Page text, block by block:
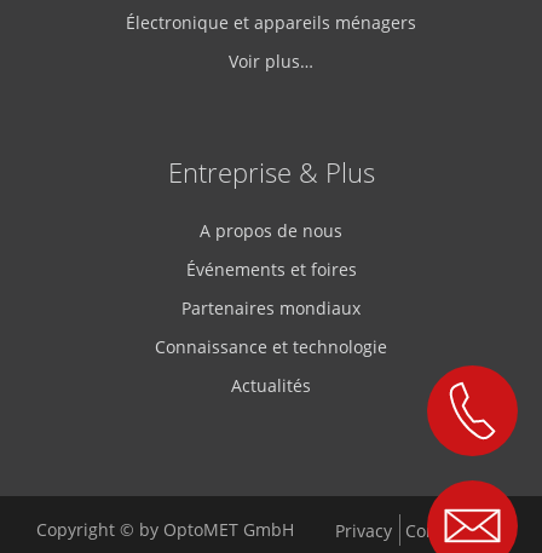
Électronique et appareils ménagers
Voir plus…
Entreprise & Plus
A propos de nous
Événements et foires
Partenaires mondiaux
Connaissance et technologie
Actualités
Copyright © by OptoMET GmbH Privacy
Conditions